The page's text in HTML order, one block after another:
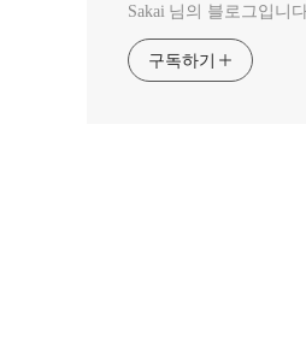
Sakai 님의 블로그입니
구독하기